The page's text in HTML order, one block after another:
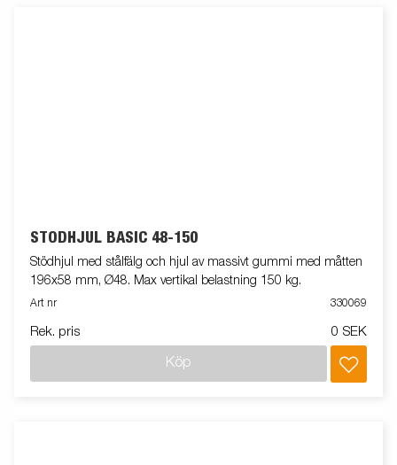
STÖDHJUL BASIC 48-150
Stödhjul med stålfälg och hjul av massivt gummi med måtten
196x58 mm, Ø48. Max vertikal belastning 150 kg.
Art nr 330069
Rek. pris 0 SEK
Köp